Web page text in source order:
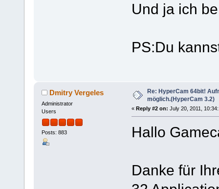
Und ja ich
PS:Du
Dmitry Vergeles
Administrator
Users
Posts: 883
Re: HyperCam 64bit!
möglich.(HyperCam 3.2)
« Reply #2 on: July 20, 2011,
Hallo
Danke für